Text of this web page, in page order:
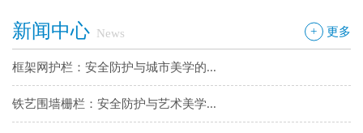
+ 更多
新闻中心 News
钢板网：城市基建与工业领域的“金...
框架网护栏：安全防护与城市美学的...
铁艺围墙栅栏：安全防护与艺术美学...